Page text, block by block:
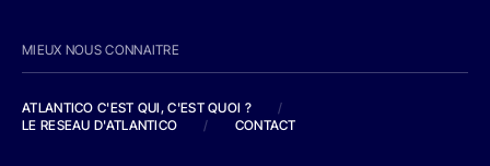
MIEUX NOUS CONNAITRE
ATLANTICO C'EST QUI, C'EST QUOI ?
/
LE RESEAU D'ATLANTICO
/ CONTACT